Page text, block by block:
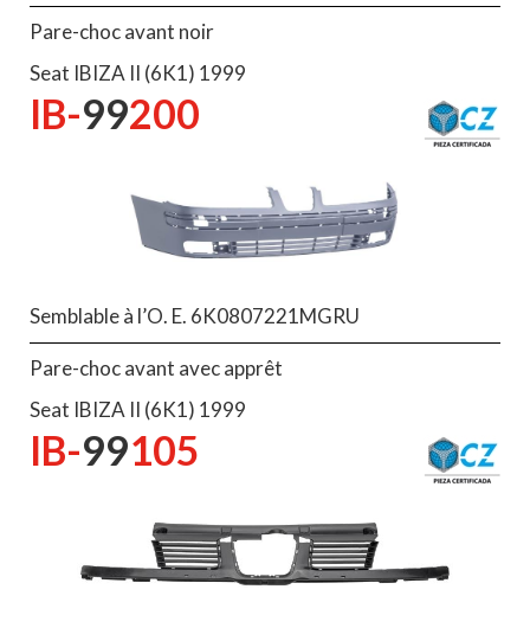
Pare-choc avant noir
Seat IBIZA II (6K1) 1999
IB-99200
Semblable à l’O. E. 6K0807221MGRU
Pare-choc avant avec apprêt
Seat IBIZA II (6K1) 1999
IB-99105